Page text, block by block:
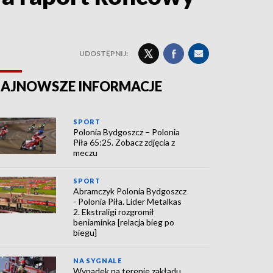
UDOSTĘPNIJ:
INFORMACJE
SPORT
Polonia Bydgoszcz – Polonia
Piła 65:25. Zobacz zdjęcia z
meczu
SPORT
Abramczyk Polonia Bydgoszcz
- Polonia Piła. Lider Metalkas
2. Ekstraligi rozgromił
beniaminka [relacja bieg po
biegu]
NA SYGNALE
Wypadek na terenie zakładu